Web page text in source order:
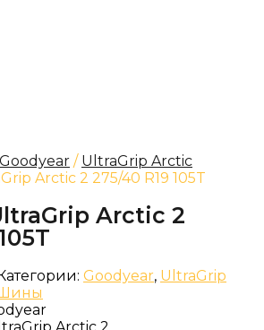
Goodyear / UltraGrip Arctic
Arctic 2 275/40 R19 105T
Arctic 2
Goodyear, UltraGrip